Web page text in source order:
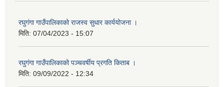
रघुगंगा गाउँपालिकाको राजस्व सुधार कार्ययोजना ।
मिति: 07/04/2023 - 15:07
रघुगंगा गाउँपालिकाको पञ्चवर्षीय प्रगति किताब ।
मिति: 09/09/2022 - 12:34